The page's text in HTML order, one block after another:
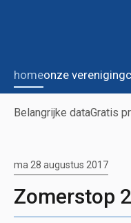
homeonze vereniging
Belangrijke dataGratis
ma 28 augustus 2017
Zomerstop